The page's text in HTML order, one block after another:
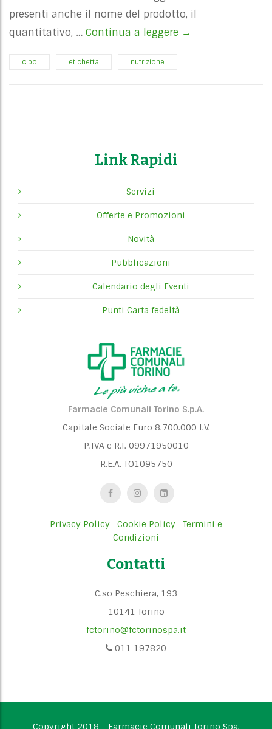
presenti anche il nome del prodotto, il
quantitativo, … Continua a leggere A lezione di
→
cibo etichetta nutrizione
Link Rapidi
Servizi
Offerte e Promozioni
Novità
Pubblicazioni
Calendario degli Eventi
Punti Carta fedeltà
Farmacie Comunali Torino S.p.A.
Capitale Sociale Euro 8.700.000 I.V.
P.IVA e R.I. 09971950010
R.E.A. TO1095750
Privacy Policy Cookie Policy
Termini e
Condizioni
Contatti
C.so Peschiera, 193
10141 Torino
fctorino@fctorinospa.it
011 197820
Copyright 2018 - Farmacie Comunali Torino Spa.